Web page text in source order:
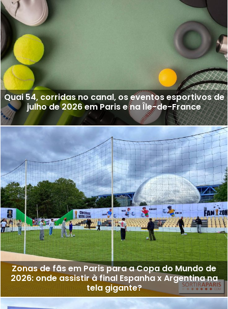
Quai 54, corridas no canal, os eventos esportivos de
julho de 2026 em Paris e na Île-de-France
Zonas de fãs em Paris para a Copa do Mundo de
2026: onde assistir à final Espanha x Argentina na
tela gigante?